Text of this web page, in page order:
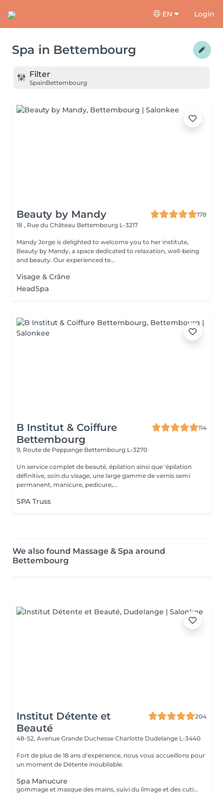
EN Login
Spa in Bettembourg
Filter
SpainBettembourg
Beauty by Mandy
178
18 , Rue du Château Bettembourg L-3217
Mandy Jorge is delighted to welcome you to her institute,
Beauty by Mandy, a space dedicated to relaxation, well-being
and beauty. Our experienced te...
Visage & Crâne
HeadSpa
B Institut & Coiffure
Bettembourg
114
9, Route de Peppange Bettembourg L-3270
Un service complet de beauté, épilation ainsi que 'épilation
définitive, soin du visage, une large gamme de vernis semi
permanent, manicure, pedicure,...
SPA Truss
We also found Massage & Spa around
Bettembourg
Institut Détente et
Beauté
204
48-52, Avenue Grande Duchesse Charlotte Dudelange L-3440
Fort de plus de 18 ans d'expérience, nous vous accueillons pour
un moment de Détente inoubliable.
Spa Manucure
gommage et masque des mains, suivi du limage et des cuticules, et massage des mains